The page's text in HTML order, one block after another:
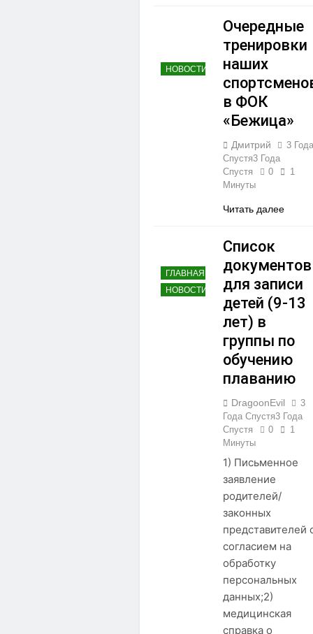
НОВОСТИ
Очередные
тренировки
наших
в ФОК
«Бежица»
Дмитрий
3 Года
Спустя3 Года
Спустя
0
1
Минуты
Читать далее
ГЛАВНАЯ
НОВОСТИ
Список
документов
для записи
детей (9-13
лет) в
группы по
обучению
плаванию
DragoonEvil
3
Года Спустя3 Года
Спустя
0
1
Минуты
1) Письменное
заявление
родителей/
законных
представителей
согласием на
обработку
персональных
данных;2)
медицинская
справка о